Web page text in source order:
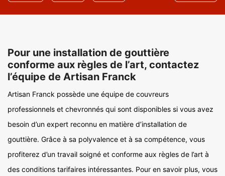
Pour une installation de gouttière
conforme aux règles de l’art, contactez
l’équipe de Artisan Franck
Artisan Franck possède une équipe de couvreurs
professionnels et chevronnés qui sont disponibles si vous avez
besoin d’un expert reconnu en matière d’installation de
gouttière. Grâce à sa polyvalence et à sa compétence, vous
profiterez d’un travail soigné et conforme aux règles de l’art à
des conditions tarifaires intéressantes. Pour en savoir plus, vous